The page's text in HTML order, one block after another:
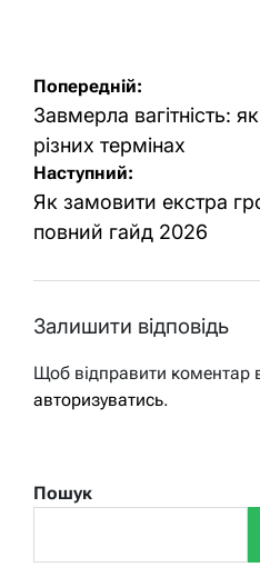
Навігація
записів
Попередній:
Завмерла вагітність:
різних термінах
Наступний:
Як замовити екстра
повний гайд 2026
Залишити відповідь
Щоб відправити коментар
авторизуватись.
Пошук